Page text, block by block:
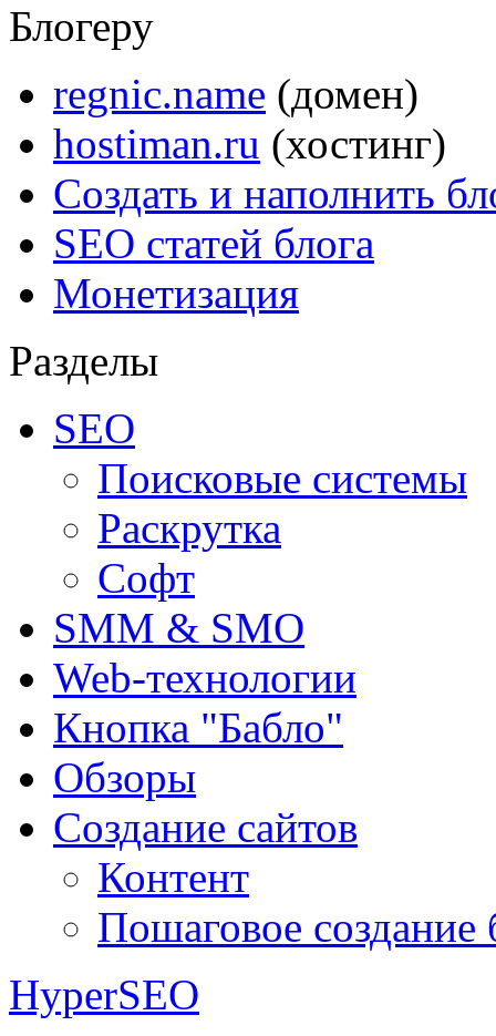
Блогеру
regnic.name (домен)
hostiman.ru (хостинг)
Создать и наполнить
SEO статей блога
Монетизация
Разделы
SEO
Поисковые системы
Раскрутка
Софт
SMM & SMO
Web-технологии
Кнопка "Бабло"
Обзоры
Создание сайтов
Контент
Пошаговое создание
HyperSEO